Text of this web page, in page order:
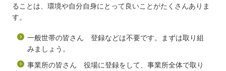
ることは、環境や自分自身にとって良いことがたくさんありま
す。
一般世帯の皆さん 登録などは不要です。まずは取り組
みましょう。
事業所の皆さん 役場に登録をして、事業所全体で取り